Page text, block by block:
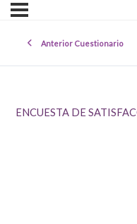
Anterior Cuestionario
ENCUESTA DE